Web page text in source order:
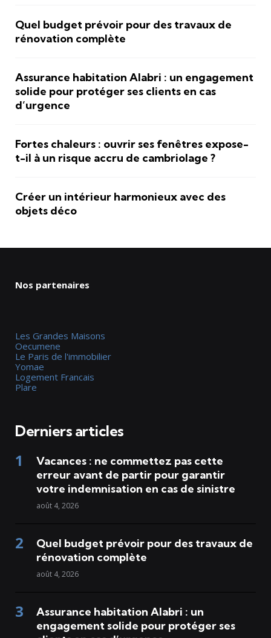
Quel budget prévoir pour des travaux de
rénovation complète
Assurance habitation Alabri : un engagement
solide pour protéger ses clients en cas
d’urgence
Fortes chaleurs : ouvrir ses fenêtres expose-
t-il à un risque accru de cambriolage ?
Créer un intérieur harmonieux avec des
objets déco
Nos partenaires
Les Grandes Maisons
Oecumene
Le Paris de l'immobilier
Yomae
Logement Francais
Plare
Derniers articles
Vacances : ne commettez pas cette
erreur avant de partir pour garantir
votre indemnisation en cas de sinistre
août 4, 2026
Quel budget prévoir pour des travaux de
rénovation complète
août 4, 2026
Assurance habitation Alabri : un
engagement solide pour protéger ses